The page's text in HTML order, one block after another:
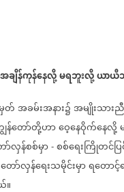
အချိန်ကုန်နေလို့မရဘူးလို့ယာယီ
တ်အခမ်းအနား၌အမျိုးသား
န်တော်တို့ဟာဝေ့နေဝိုက်နေလို့
ာ်လှန်စစ်မှာ - စစ်ရေးကြိုတင်
တော်လှန်ရေးသမိုင်းမှာရတော
။